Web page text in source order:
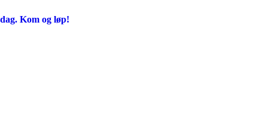
Kom og løp!